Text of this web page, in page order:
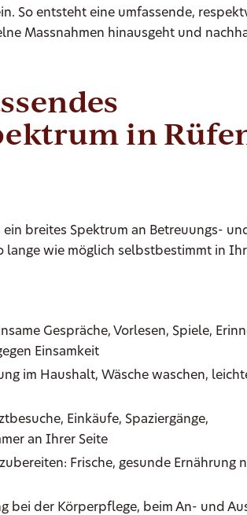
So entsteht eine umfassende,
Massnahmen hinausgeht und
in
breites Spektrum an Betreuungs-
lange wie möglich selbstbestimmt in
Gespräche, Vorlesen, Spiele,
Einsamkeit
im Haushalt, Wäsche waschen,
Einkäufe, Spaziergänge,
an Ihrer Seite
Frische, gesunde Ernährung
bei der Körperpflege, beim An- und